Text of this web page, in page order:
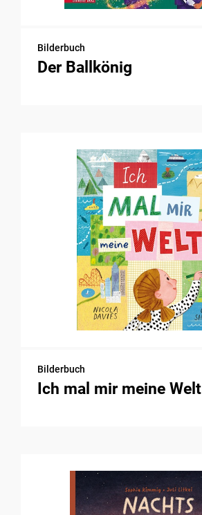
Bilderbuch
Der Ballkönig
Bilderbuch
Ich mal mir meine Welt